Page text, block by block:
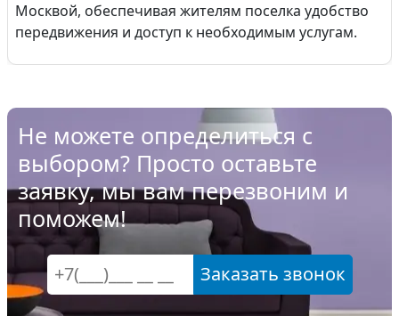
Москвой, обеспечивая жителям поселка удобство
передвижения и доступ к необходимым услугам.
Не можете определиться с
выбором? Просто оставьте
заявку, мы вам перезвоним и
поможем!
Заказать звонок